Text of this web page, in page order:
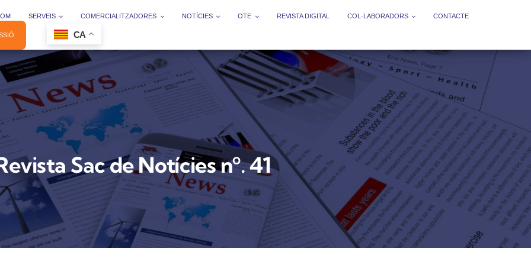
SERVEIS COMERCIALITZADORES NOTÍCIES OTE REVISTA DIGITAL COL·LABORADORS CONTACTE
CA
Sac de Notícies nº. 41